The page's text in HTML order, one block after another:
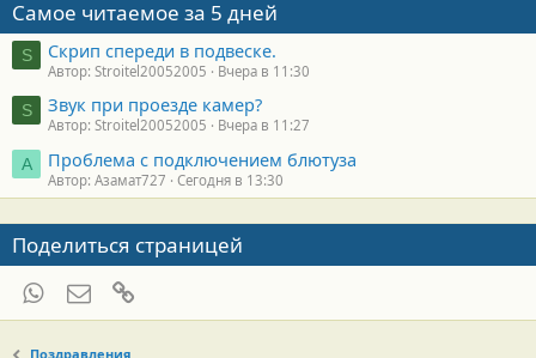
Самое читаемое за 5 дней
S Скрип спереди в подвеске.
Автор: Stroitel20052005 Вчера в 11:30
S Звук при проезде камер?
Автор: Stroitel20052005 Вчера в 11:27
А Проблема с подключением блютуза
Автор: Азамат727 Сегодня в 13:30
Поделиться страницей
WhatsAppЭлектронная почта
Поздравления